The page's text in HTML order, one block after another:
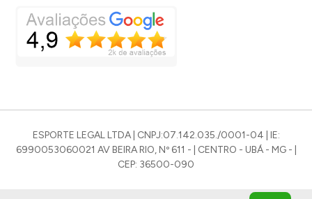
ESPORTE LEGAL LTDA | CNPJ:07.142.035./0001-04 | IE:
6990053060021 AV BEIRA RIO, Nº 611 - | CENTRO - UBÁ - MG - |
CEP: 36500-090